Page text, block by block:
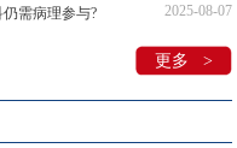
需病理参与? 2025-08-07
更多 >